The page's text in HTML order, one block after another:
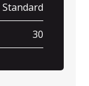
Standard
30